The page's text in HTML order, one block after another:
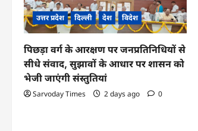
g
a
t
i
o
उत्तर प्रदेश दिल्ली देश विदेश
पिछड़ा वर्ग के आरक्षण पर जनप्रतिनिधियों से
सीधे संवाद, सुझावों के आधार पर शासन को
भेजी जाएंगी संस्तुतियां
Sarvoday Times 2 days ago 0